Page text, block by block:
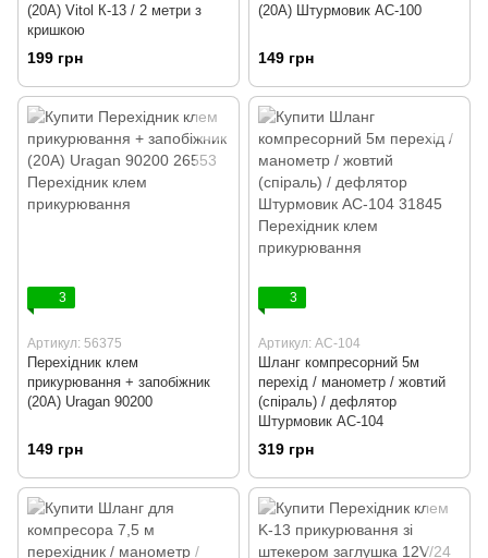
(20А) Vitol К-13 / 2 метри з
кришкою
199 грн
(20А) Штурмовик AC-100
149 грн
3
Артикул: 56375
Перехідник клем
прикурювання + запобіжник
(20А) Uragan 90200
149 грн
3
Артикул: АС-104
Шланг компресорний 5м
перехід / манометр / жовтий
(спіраль) / дефлятор
Штурмовик АС-104
319 грн